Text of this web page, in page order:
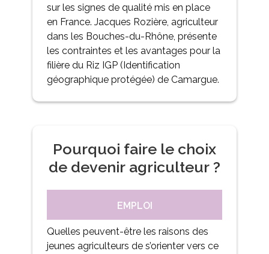
sur les signes de qualité mis en place
en France. Jacques Rozière, agriculteur
dans les Bouches-du-Rhône, présente
les contraintes et les avantages pour la
filière du Riz IGP (Identification
géographique protégée) de Camargue.
Pourquoi faire le choix
de devenir agriculteur ?
EMPLOI
Quelles peuvent-être les raisons des
jeunes agriculteurs de s’orienter vers ce